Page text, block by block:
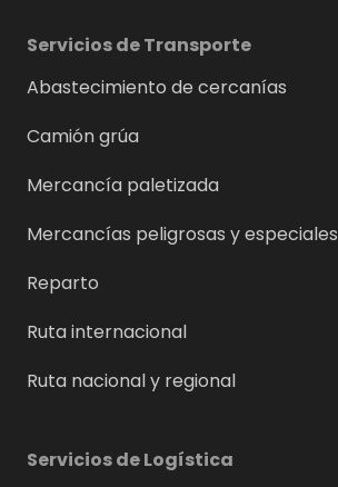
Servicios de Transporte
Abastecimiento de cercanías
Camión grúa
Mercancía paletizada
Mercancías peligrosas y especiales
Reparto
Ruta internacional
Ruta nacional y regional
Servicios de Logística